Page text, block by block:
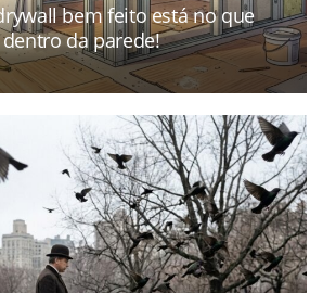
bem feito está no que
da parede!